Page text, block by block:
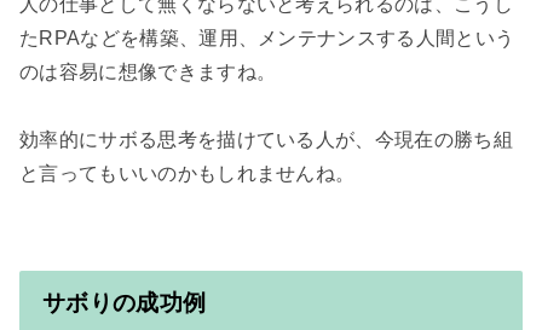
人の仕事として無くならないと考えられるのは、こうし
たRPAなどを構築、運用、メンテナンスする人間という
のは容易に想像できますね。
効率的にサボる思考を描けている人が、今現在の勝ち組
と言ってもいいのかもしれませんね。
サボりの成功例